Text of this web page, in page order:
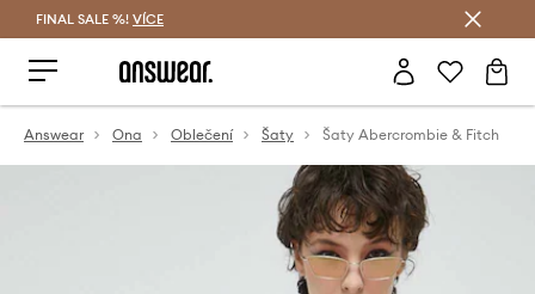
FINAL SALE %! VÍCE
Answear Ona Oblečení Šaty Šaty Abercrombie & Fitch